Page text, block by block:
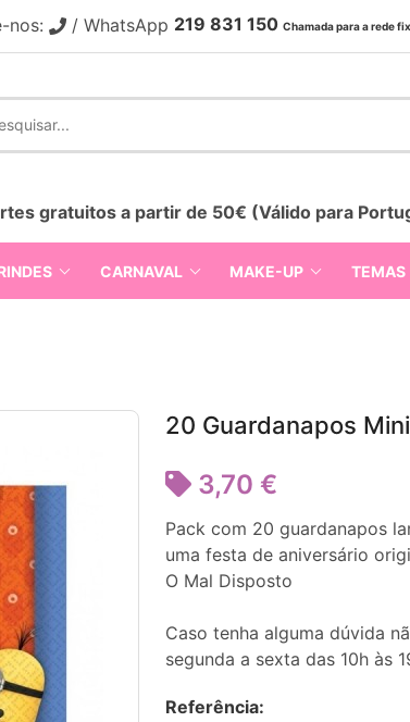
nos: / WhatsApp 219 831 150 Chamada para a rede
gratuitos a partir de 50€ (Válido para
CARNAVAL MAKE-UP TEMAS
20 Guardanapos
3,70 €
Pack com 20 guardanapos
uma festa de aniversário
O Mal Disposto
Caso tenha alguma dúvida
segunda a sexta das 10h às
Referência: